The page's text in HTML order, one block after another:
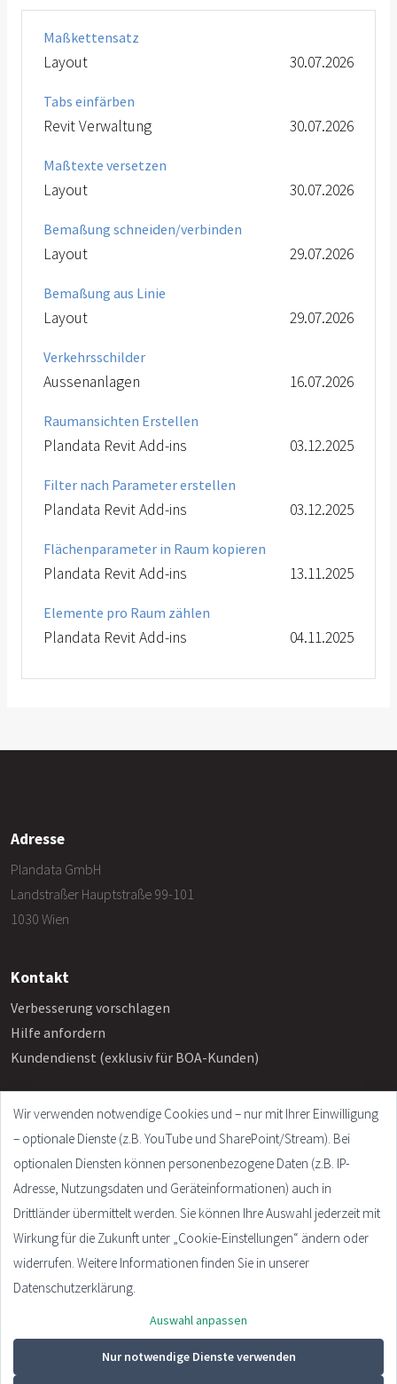
Maßkettensatz
Layout 30.07.2026
Tabs einfärben
Revit Verwaltung 30.07.2026
Maßtexte versetzen
Layout 30.07.2026
Bemaßung schneiden/verbinden
Layout 29.07.2026
Bemaßung aus Linie
Layout 29.07.2026
Verkehrsschilder
Aussenanlagen 16.07.2026
Raumansichten Erstellen
Plandata Revit Add-ins 03.12.2025
Filter nach Parameter erstellen
Plandata Revit Add-ins 03.12.2025
Flächenparameter in Raum kopieren
Plandata Revit Add-ins 13.11.2025
Elemente pro Raum zählen
Plandata Revit Add-ins 04.11.2025
Adresse
Plandata GmbH
Landstraßer Hauptstraße 99-101
1030 Wien
Kontakt
Verbesserung vorschlagen
Hilfe anfordern
Kundendienst (exklusiv für BOA-Kunden)
Info
Häufige Fragen
Impressum
AGB
Datenschutzerklärung
Cookie Settings
© 2026 - Plandata GmbH. All rights reserved.
Design:HTML5 UP
Wir verwenden notwendige Cookies und – nur mit Ihrer Einwilligung
– optionale Dienste (z.B. YouTube und SharePoint/Stream). Bei
optionalen Diensten können personenbezogene Daten (z.B. IP-
Adresse, Nutzungsdaten und Geräteinformationen) auch in
Drittländer übermittelt werden. Sie können Ihre Auswahl jederzeit mit
Wirkung für die Zukunft unter „Cookie-Einstellungen“ ändern oder
widerrufen. Weitere Informationen finden Sie in unserer
Datenschutzerklärung.
Auswahl anpassen
Nur notwendige Dienste verwenden